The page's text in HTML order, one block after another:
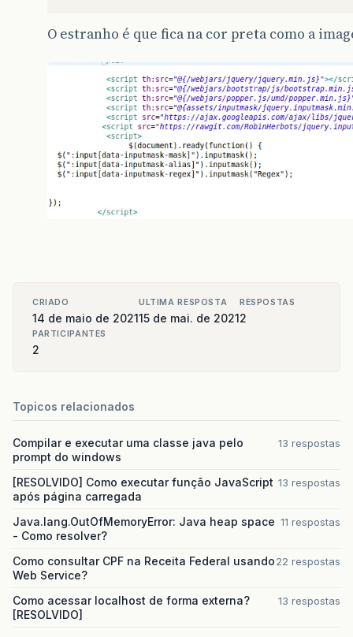
O estranho é que fica na cor preta como a
CRIADO
14 de maio de 2021
ULTIMA RESPOSTA
15 de mai. de 2021
RESPOSTAS
2
PARTICIPANTES
2
Topicos relacionados
Compilar e executar uma classe java pelo
prompt do windows
13 respostas
[RESOLVIDO] Como executar função JavaScript
após página carregada
13 respostas
Java.lang.OutOfMemoryError: Java heap space
- Como resolver?
11 respostas
Como consultar CPF na Receita Federal usando
Web Service?
22 respostas
Como acessar localhost de forma externa?
[RESOLVIDO]
13 respostas